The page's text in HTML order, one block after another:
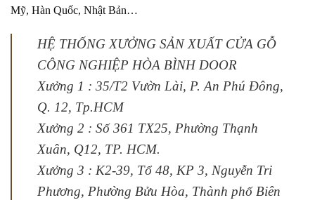
Mỹ, Hàn Quốc, Nhật Bản…
HỆ THỐNG XƯỞNG SẢN XUẤT CỬA GỖ
CÔNG NGHIỆP HÒA BÌNH DOOR
Xưởng 1 : 35/T2 Vườn Lài, P. An Phú Đông,
Q. 12, Tp.HCM
Xưởng 2 : Số 361 TX25, Phường Thạnh
Xuân, Q12, TP. HCM.
Xưởng 3 : K2-39, Tổ 48, KP 3, Nguyễn Tri
Phương, Phường Bửu Hòa, Thành phố Biên